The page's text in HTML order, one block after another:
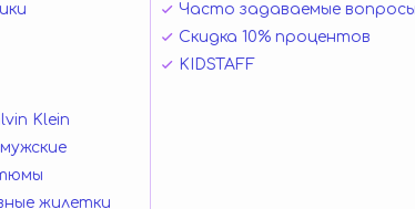
Klein
жилетки
Часто задаваемые вопросы
Скидка 10% процентов
KIDSTAFF